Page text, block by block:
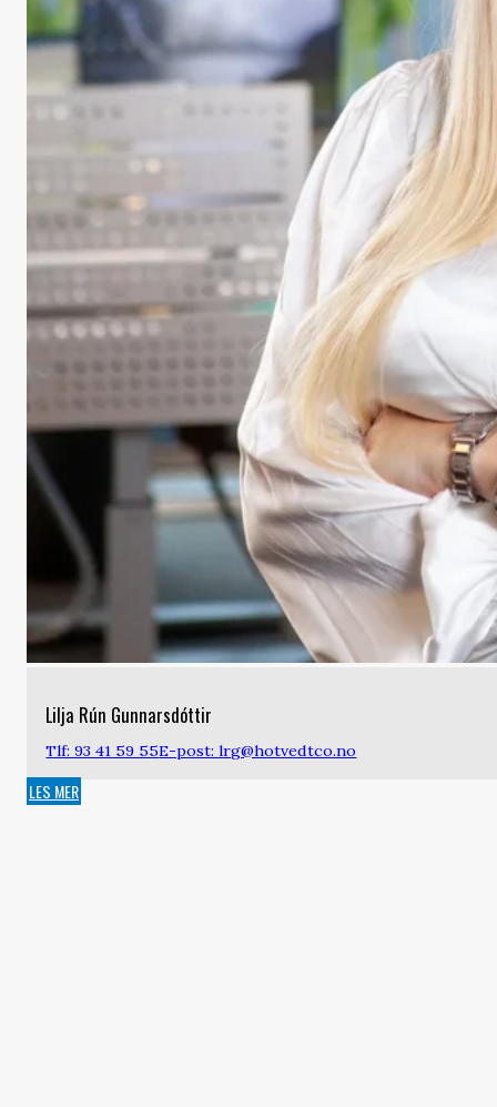
Lilja Rún Gunnarsdóttir
Tlf: 93 41 59 55E-post: lrg@hotvedtco.no
LES MER